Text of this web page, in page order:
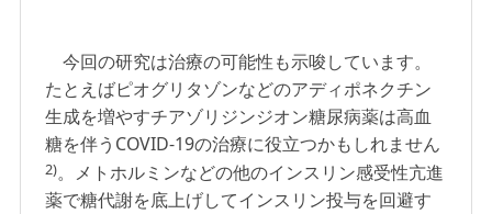
今回の研究は治療の可能性も示唆しています。
たとえばピオグリタゾンなどのアディポネクチン
生成を増やすチアゾリジンジオン糖尿病薬は高血
糖を伴うCOVID-19の治療に役立つかもしれません
2)。メトホルミンなどの他のインスリン感受性亢進
薬で糖代謝を底上げしてインスリン投与を回避す